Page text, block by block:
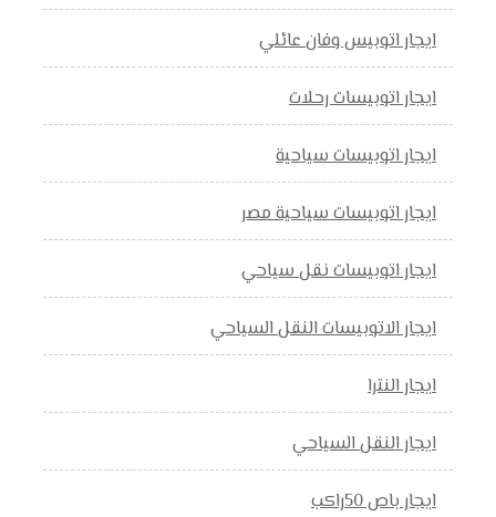
ايجار اتوبيس وفان عائلي
ايجار اتوبيسات رحلات
ايجار اتوبيسات سياحية
ايجار اتوبيسات سياحية مصر
ايجار اتوبيسات نقل سياحي
ايجار الاتوبيسات النقل السياحي
ايجار النترا
ايجار النقل السياحي
ايجار باص 50راكب